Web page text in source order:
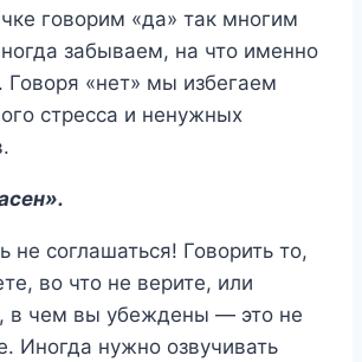
говорим «да» так многим
забываем, на что именно
Говоря «нет» мы избегаем
стресса и ненужных
не соглашаться! Говорить то,
во что не верите, или
в чем вы убеждены — это не
Иногда нужно озвучивать